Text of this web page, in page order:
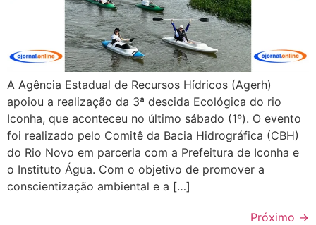
A Agência Estadual de Recursos Hídricos (Agerh)
apoiou a realização da 3ª descida Ecológica do rio
Iconha, que aconteceu no último sábado (1º). O evento
foi realizado pelo Comitê da Bacia Hidrográfica (CBH)
do Rio Novo em parceria com a Prefeitura de Iconha e
o Instituto Água. Com o objetivo de promover a
conscientização ambiental e a […]
Próximo →